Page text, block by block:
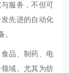
服务，不但可
先进的自动化
。
品、制药、电
域。尤其为纺